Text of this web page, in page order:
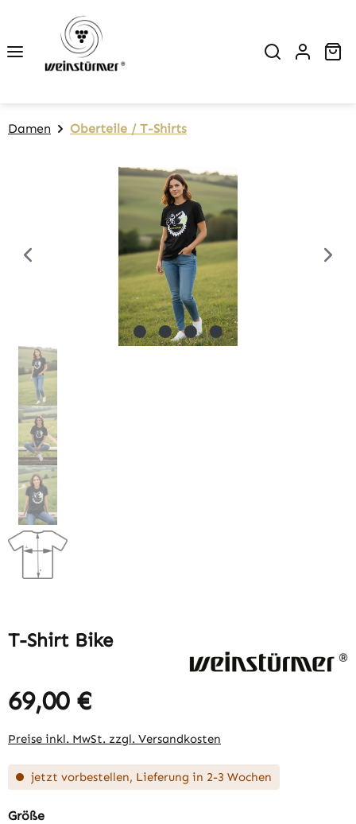
Zum Hauptinhalt springen
Damen Oberteile / T-Shirts
Bildergalerie überspringen
T-Shirt Bike
Regulärer Preis:
69,00 €
Preise inkl. MwSt. zzgl. Versandkosten
jetzt vorbestellen, Lieferung in 2-3 Wochen
Größeauswählen